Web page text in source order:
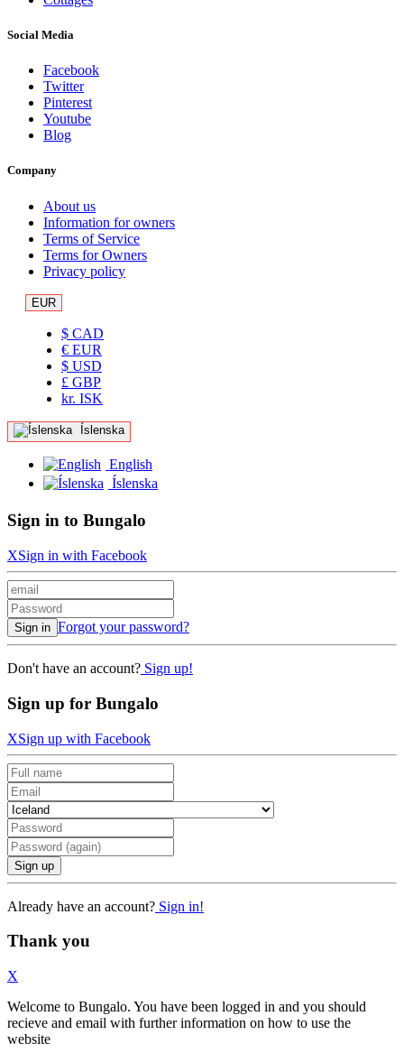
Social Media
Facebook
Twitter
Pinterest
Youtube
Blog
Company
About us
Information for owners
Terms of Service
Terms for Owners
Privacy policy
EUR
$ CAD
€ EUR
$ USD
£ GBP
kr. ISK
Íslenska
English
Íslenska
Sign in to Bungalo
XSign in with Facebook
Sign in Forgot your password?
Don't have an account? Sign up!
Sign up for Bungalo
XSign up with Facebook
Sign up
Already have an account? Sign in!
Thank you
X
Welcome to Bungalo. You have been logged in and you should
recieve and email with further information on how to use the
website